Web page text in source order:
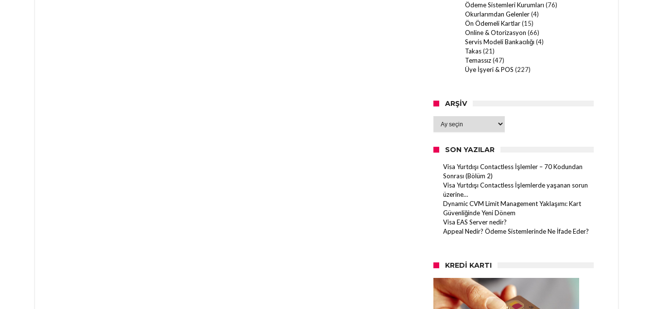
Ödeme Sistemleri Kurumları (76)
Okurlarımdan Gelenler(4)
Ön Ödemeli Kartlar(15)
Online & Otorizasyon (66)
Servis Modeli Bankacılığı (4)
Takas(21)
Temassız(47)
Üye İşyeri & POS (227)
ARŞIV
SON YAZILAR
Visa Yurtdışı Contactless İşlemler – 70 Kodundan
Sonrası (Bölüm 2)
Visa Yurtdışı Contactless İşlemlerde yaşanan sorun
üzerine…
Dynamic CVM Limit Management Yaklaşımı: Kart
Güvenliğinde Yeni Dönem
Visa EAS Server nedir?
Appeal Nedir? Ödeme Sistemlerinde Ne İfade Eder?
KREDI KARTI